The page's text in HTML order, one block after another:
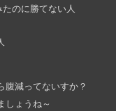
のに勝てない人
腹減ってないすか？
しょうね～